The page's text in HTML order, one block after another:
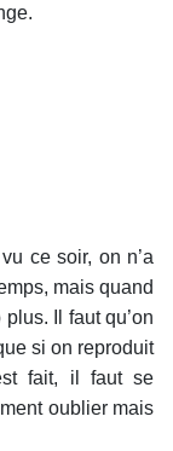
ce soir, on n’a
mais quand
Il faut qu’on
si on reproduit
fait, il faut se
oublier mais